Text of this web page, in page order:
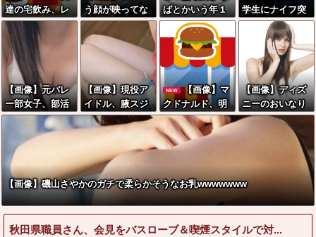
達の宅飲み、レ
ベチｗｗｗｗｗ
ｗｗｗｗｗｗｗ
ｗｗｗｗｗｗｗ
ｗｗｗｗｗ
う顔が映ってな
い乳の画像が最
もえっちwwww
www
ばとかいう年１
くらいで無性に
食いたくなるや
つｗｗｗｗｗｗ
ｗｗ
学生にナイフ突
きつけてレイプ
した56歳おじさ
んのご尊顔www
www
【画像】元バレ
ー部女子、部活
が終わっても太
ももがえっちす
ぎる
【画像】現役ア
イドル、腋スジ
が大変なことに
なってるwwww
NEW
【画像】マ
クドナルド、明
日から発売のポ
ケモンハッピー
セットに個数制
ｗ
【画像】ディズ
ニーのおいなり
巻（600円）、
流石にアレすぎ
て賛否両論の大
炎上をしてしま
うw w w w w w
w
【画像】磯山さやかのガチで柔らかそうなお乳wwwwwww
秋田県職員さん、会見をバスローブ＆喫煙スタイルで対...